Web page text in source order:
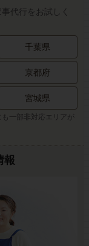
代行をお試しく
千葉県
京都府
宮城県
一部非対応エリアが
報